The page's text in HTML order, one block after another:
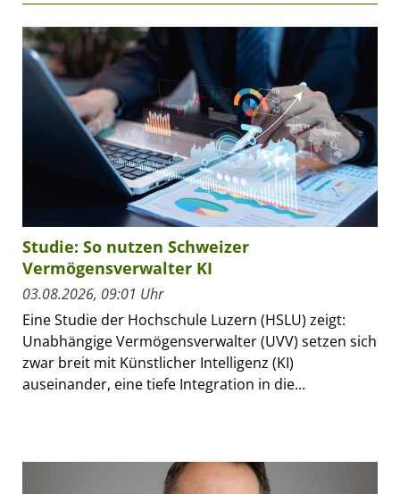
Studie: So nutzen Schweizer
Vermögensverwalter KI
03.08.2026, 09:01 Uhr
Eine Studie der Hochschule Luzern (HSLU) zeigt:
Unabhängige Vermögensverwalter (UVV) setzen sich
zwar breit mit Künstlicher Intelligenz (KI)
auseinander, eine tiefe Integration in die...